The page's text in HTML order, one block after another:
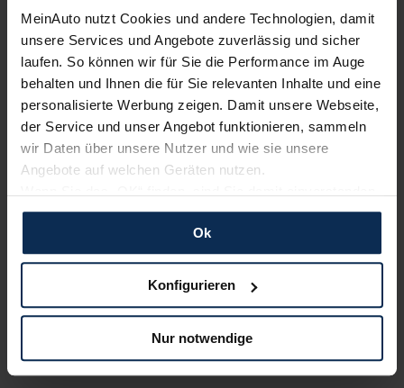
MeinAuto nutzt Cookies und andere Technologien, damit
unsere Services und Angebote zuverlässig und sicher
laufen. So können wir für Sie die Performance im Auge
behalten und Ihnen die für Sie relevanten Inhalte und eine
personalisierte Werbung zeigen. Damit unsere Webseite,
der Service und unser Angebot funktionieren, sammeln
wir Daten über unsere Nutzer und wie sie unsere
Angebote auf welchen Geräten nutzen.
und erlauben uns Cookies für unseren Service zu
verwenden und diese Daten an Dritte weiterzugeben,
etwa an unsere Marketingpartner. Falls Sie dem nicht
zustimmen möchten, beschränken wir uns auf die
dann nicht auf Sie zuschneiden und Sie somit nicht
perfekt auf dem Weg zu Ihrem Neuwagen unterstützen.
Sie können die Einstellungen jederzeit anpassen oder
Ok
Konfigurieren
Nur notwendige
KI-generiert
Maserati Grecale: I am a Barbie Car
Maserati trifft auf Mattel: Der italienische
Sportwagenhersteller und der US-amerikanische
Spielzeughersteller haben für den Maserati Grecale eine
außergewöhnlich Sonderedition entworfen: ein pinkes Barbie-